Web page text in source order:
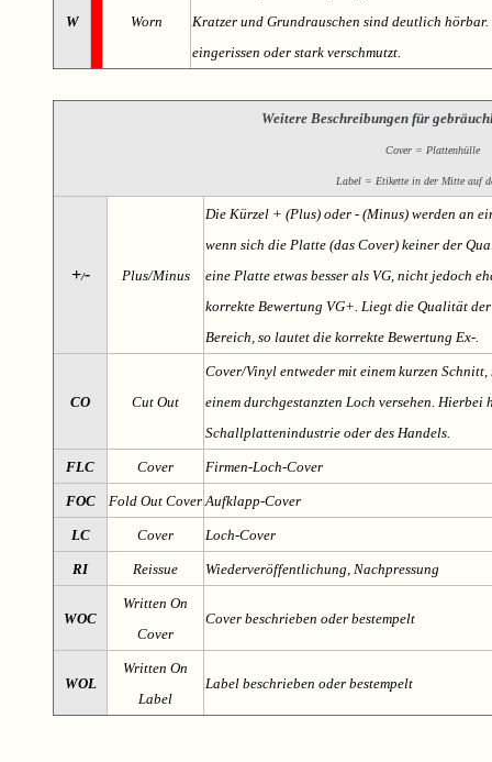
W Worn
Kratzer und Grundrauschen sind deutlich
eingerissen oder stark verschmutzt.
Weitere Beschreibungen für
Cover = Plattenhülle
Label = Etikette in der Mitte auf
+/- Plus/Minus
Die Kürzel + (Plus) oder - (Minus) werden an
wenn sich die Platte (das Cover) keiner der
eine Platte etwas besser als VG, nicht jedoch
korrekte Bewertung VG+. Liegt die Qualität
Bereich, so lautet die korrekte Bewertung Ex-.
CO Cut Out
Cover/Vinyl entweder mit einem kurzen
einem durchgestanzten Loch versehen. Hierbei
Schallplattenindustrie oder des Handels.
FLC Cover Firmen-Loch-Cover
FOC Fold Out Cover Aufklapp-Cover
LC Cover Loch-Cover
RI Reissue Wiederveröffentlichung, Nachpressung
WOC
Written On
Cover
Cover beschrieben oder bestempelt
WOL
Written On
Label
Label beschrieben oder bestempelt